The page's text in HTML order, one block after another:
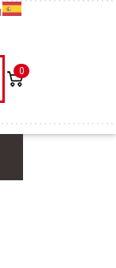
0